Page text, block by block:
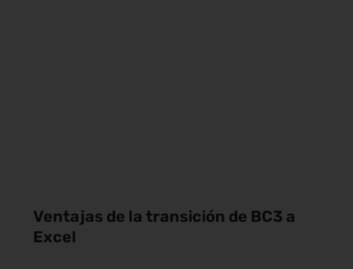
Ventajas de la transición de BC3 a
Excel